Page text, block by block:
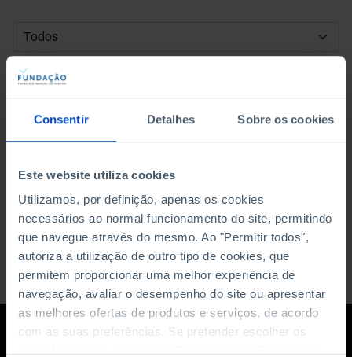
Consentir Detalhes Sobre os cookies
Este website utiliza cookies
Utilizamos, por definição, apenas os cookies
necessários ao normal funcionamento do site, permitindo
que navegue através do mesmo. Ao "Permitir todos",
autoriza a utilização de outro tipo de cookies, que
permitem proporcionar uma melhor experiência de
navegação, avaliar o desempenho do site ou apresentar
as melhores ofertas de produtos e serviços, de acordo
com as suas preferências. Se pretender escolher os
DATA DE INÍCIO
DATA DE FIM